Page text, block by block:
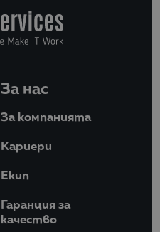
За нас
За компанията
Кариери
Eкип
Гаранция за
качество